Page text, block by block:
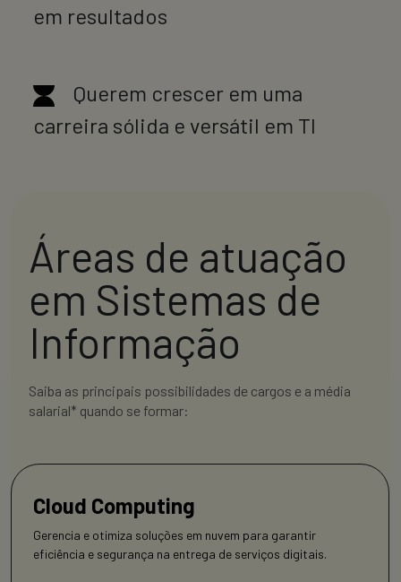
em resultados
Querem crescer em uma
carreira sólida e versátil em TI
Áreas de atuação
em Sistemas de
Informação
Saiba as principais possibilidades de cargos e a média
salarial* quando se formar:
Cloud Computing
Gerencia e otimiza soluções em nuvem para garantir
eficiência e segurança na entrega de serviços digitais.